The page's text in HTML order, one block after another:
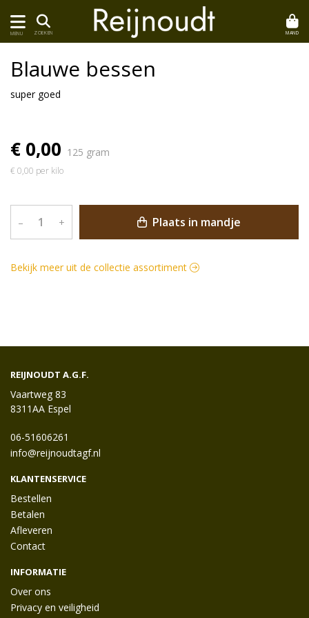
MENU ZOEKEN MAND
Blauwe bessen
super goed
€ 0,00 125 gram
€ 0,00 per kilo
– + Plaats in mandje
Bekijk meer uit de collectie assortiment
REIJNOUDT A.G.F.
Vaartweg 83
8311AA Espel
06-51606261
info@reijnoudtagf.nl
KLANTENSERVICE
Bestellen
Betalen
Afleveren
Contact
INFORMATIE
Over ons
Privacy en veiligheid